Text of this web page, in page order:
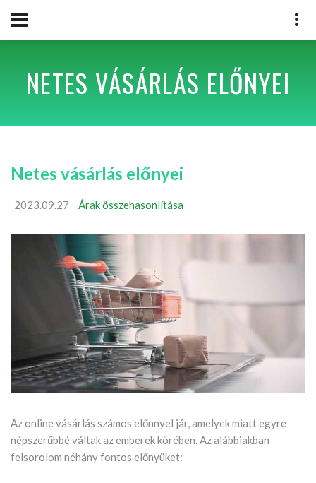
NETES VÁSÁRLÁS ELŐNYEI
Netes vásárlás előnyei
2023.09.27 Árak összehasonlítása
Az online vásárlás számos előnnyel jár, amelyek miatt egyre
népszerűbbé váltak az emberek körében. Az alábbiakban
felsorolom néhány fontos előnyüket: